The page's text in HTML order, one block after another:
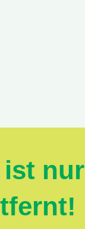
ist nur